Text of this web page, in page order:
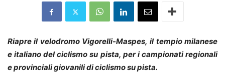
Riapre il velodromo Vigorelli-Maspes, il tempio milanese
e italiano del ciclismo su pista, per i campionati regionali
e provinciali giovanili di ciclismo su pista.